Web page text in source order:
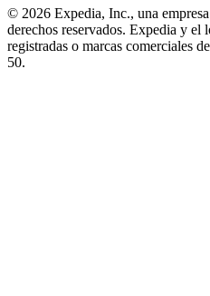
© 2026 Expedia, Inc., una
derechos reservados. Expedia y el
registradas o marcas comerciales
50.